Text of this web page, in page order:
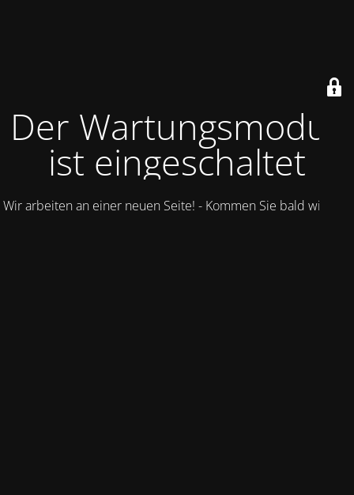
Der Wartungsmodus
ist eingeschaltet
Wir arbeiten an einer neuen Seite! - Kommen Sie bald wieder.